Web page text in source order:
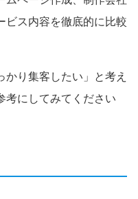
ビス内容を徹底的に比較
かり集客したい」と考え
考にしてみてください